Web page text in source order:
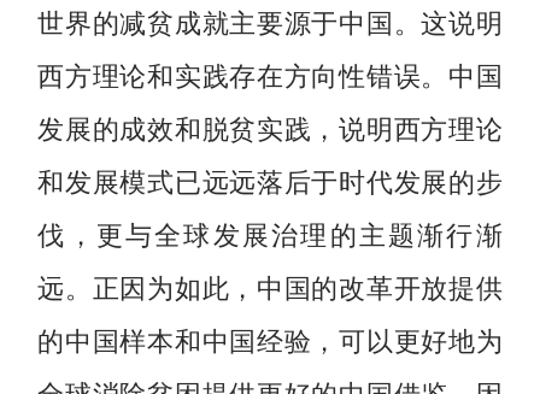
世界的减贫成就主要源于中国。这说明
西方理论和实践存在方向性错误。中国
发展的成效和脱贫实践，说明西方理论
和发展模式已远远落后于时代发展的步
伐，更与全球发展治理的主题渐行渐
远。正因为如此，中国的改革开放提供
的中国样本和中国经验，可以更好地为